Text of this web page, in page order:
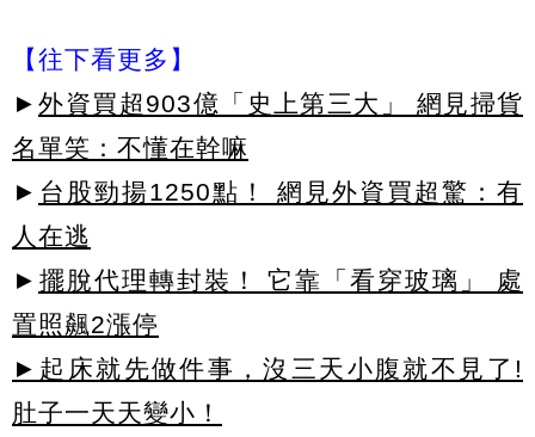
【往下看更多】
► 外資買超903億「史上第三大」 網見掃貨
名單笑：不懂在幹嘛
► 台股勁揚1250點！ 網見外資買超驚：有
人在逃
► 擺脫代理轉封裝！ 它靠「看穿玻璃」 處
置照飆2漲停
►起床就先做件事，沒三天小腹就不見了!
肚子一天天變小！